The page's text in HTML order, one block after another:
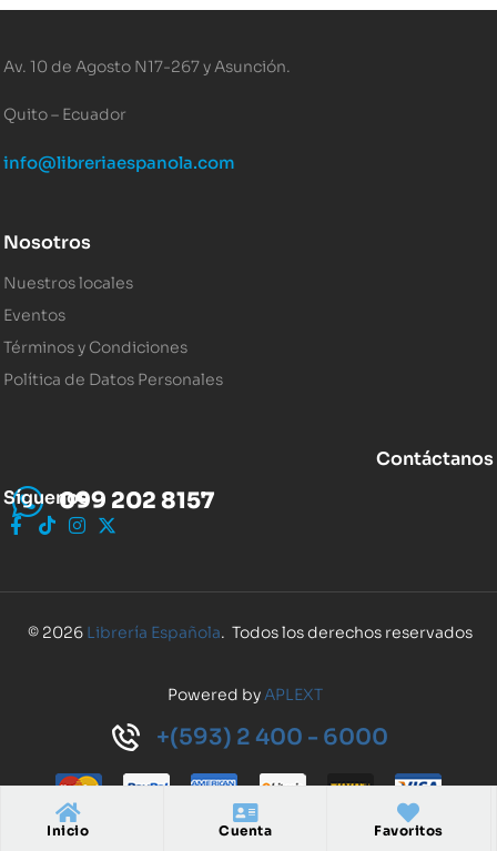
Inicio Cuenta Favoritos
Av. 10 de Agosto N17-267 y Asunción.
Quito – Ecuador
info@libreriaespanola.com
Nosotros
Nuestros locales
Eventos
Términos y Condiciones
Política de Datos Personales
Contáctanos
099 202 8157
Síguenos
© 2026 Librería Española. Todos los derechos reservados
Powered byAPLEXT
+(593) 2 400 - 6000